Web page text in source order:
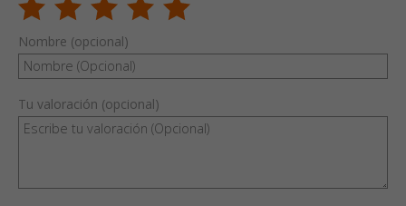
Nombre (opcional)
Tu valoración (opcional)